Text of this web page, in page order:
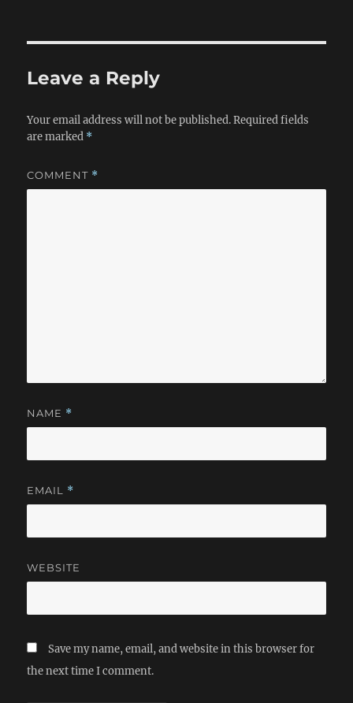
Leave a Reply
Your email address will not be published. Required fields
are marked *
COMMENT *
NAME *
EMAIL *
WEBSITE
Save my name, email, and website in this browser for
the next time I comment.